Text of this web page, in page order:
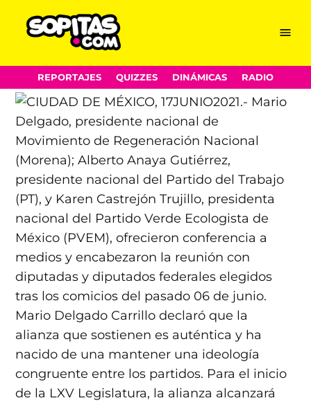
Skip
to
content
Menu
REPORTAJES QUIZZES DINÁMICAS RADIO